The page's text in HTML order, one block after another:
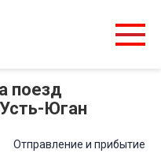
поезд
Юган
Отправление и прибытие